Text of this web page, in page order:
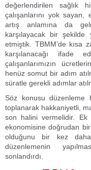
değerlendirilen sağlık
çalışanlarını yok
artış anlamına da
karşılayacak bir şekilde
etmiştik. TBMM’de kısa
karşılanacağı ifade
çalışanlarımızın
henüz somut bir adım
süratle gerekli adımlar
Söz konusu düzenleme
toplanarak hakkaniyetli,
son halini vermelidir. Ek
ekonomisine doğrudan
olduğunu bir kez
düzenlemenin
sonlandırdı.